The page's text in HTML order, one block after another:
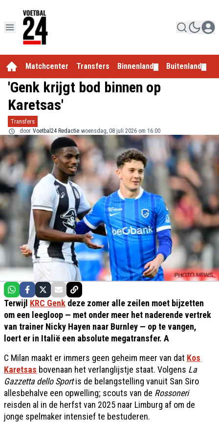
Matchcenter Transfers Binnenland Buitenland
'Genk krijgt bod binnen op
Karetsas'
Transfers
door Voetbal24 Redactie woensdag, 08 juli 2026 om 16:00
Terwijl KRC Genk deze zomer alle zeilen moet bijzetten
om een leegloop — met onder meer het naderende vertrek
van trainer Nicky Hayen naar Burnley — op te vangen,
loert er in Italië een absolute megatransfer. A
C Milan maakt er immers geen geheim meer van dat Kos
Karetsas bovenaan het verlanglijstje staat. Volgens La
Gazzetta dello Sportis de belangstelling vanuit San Siro
allesbehalve een opwelling; scouts van de Rossoneri
reisden al in de herfst van 2025 naar Limburg af om de
jonge spelmaker intensief te bestuderen.